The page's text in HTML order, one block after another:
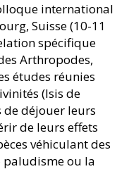
international
Suisse (10-11
spécifique
Arthropodes,
études réunies
(Isis de
de déjouer leurs
de leurs effets
véhiculant des
paludisme ou la